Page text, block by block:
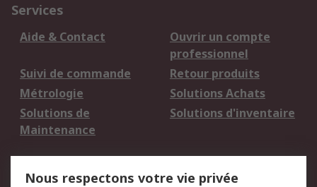
Services
Aide & Contact
Ouvrir un compte
professionnel
Suivi de commande
Retour produits
Métrologie
Solutions Achats
Solutions de
Maintenance
Solutions d'inventaire
Nous respectons votre vie privée